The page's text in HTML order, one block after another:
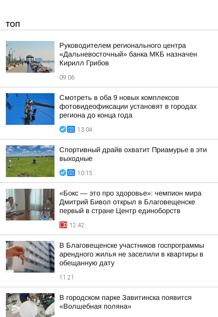
ТОП
Руководителем регионального центра
«Дальневосточный» банка МКБ назначен
Кирилл Грибов
09:06
Смотреть в оба 9 новых комплексов
фотовидеофиксации установят в городах
региона до конца года
13:04
Спортивный драйв охватит Приамурье в эти
выходные
10:15
«Бокс — это про здоровье»: чемпион мира
Дмитрий Бивол открыл в Благовещенске
первый в стране Центр единоборств
12:42
В Благовещенске участников госпрограммы
арендного жилья не заселили в квартиры в
обещанную дату
11:21
В городском парке Завитинска появится
«Волшебная поляна»